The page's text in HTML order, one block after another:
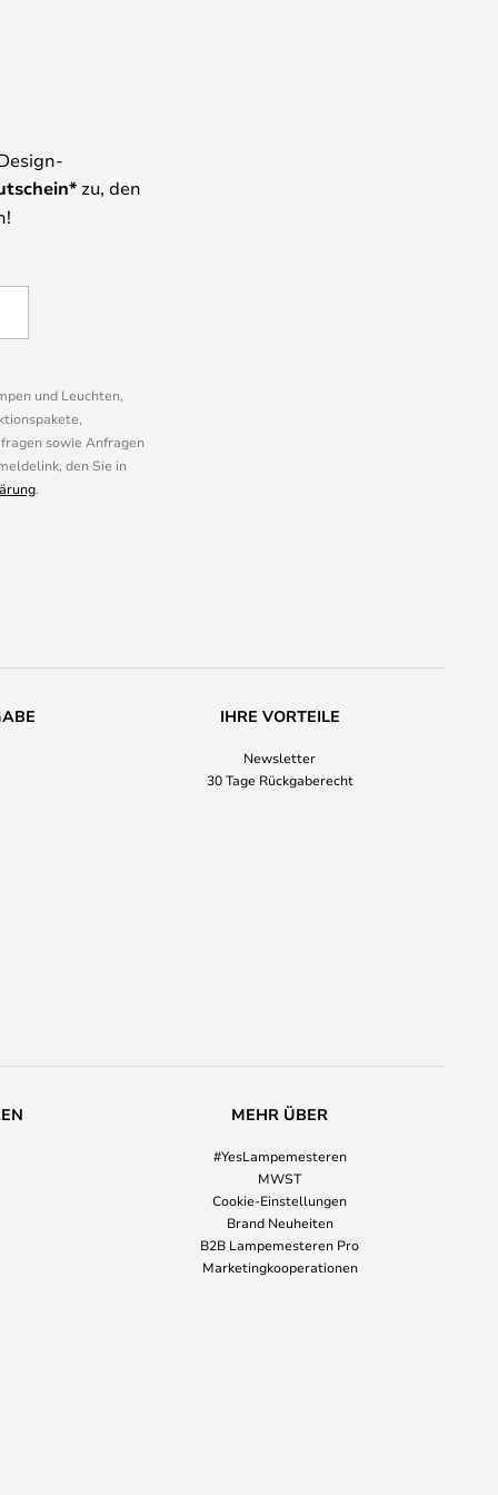
zu, den
und Leuchten,
sowie Anfragen
den Sie in
.
IHRE VORTEILE
Newsletter
30 Tage Rückgaberecht
MEHR ÜBER
#YesLampemesteren
MWST
Cookie-Einstellungen
Brand Neuheiten
B2B Lampemesteren Pro
Marketingkooperationen